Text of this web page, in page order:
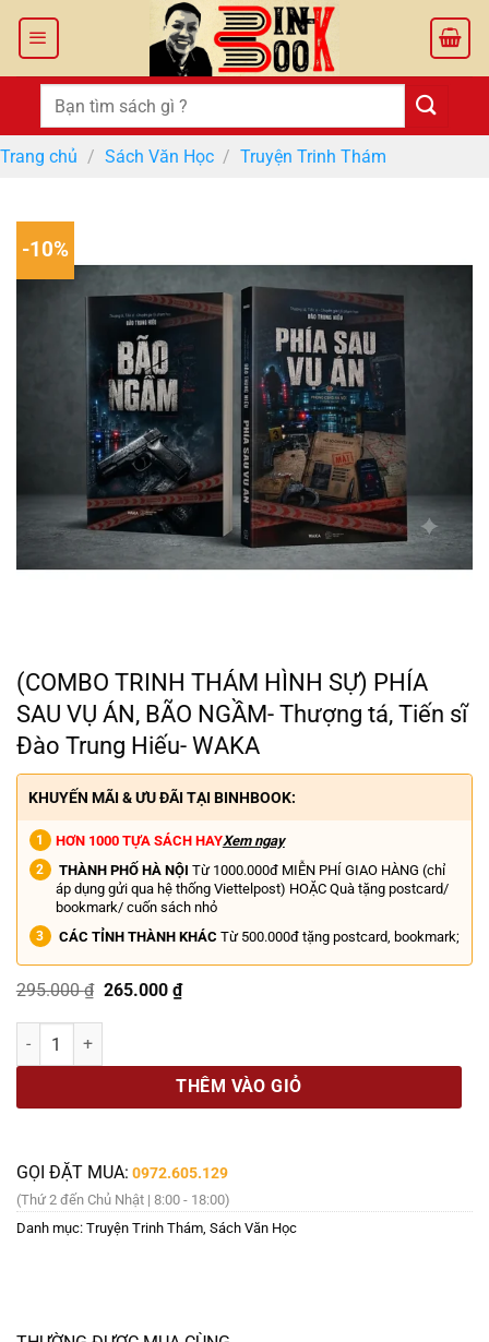
Tìm
kiếm:
Trang chủ / Sách Văn Học / Truyện Trinh Thám
-10%
(COMBO TRINH THÁM HÌNH SỰ) PHÍA
SAU VỤ ÁN, BÃO NGẦM- Thượng tá, Tiến sĩ
Đào Trung Hiếu- WAKA
KHUYẾN MÃI & ƯU ĐÃI TẠI BINHBOOK:
HƠN 1000 TỰA SÁCH HAYXem ngay
THÀNH PHỐ HÀ NỘI Từ 1000.000đ MIỄN PHÍ GIAO HÀNG (chỉ
áp dụng gửi qua hệ thống Viettelpost) HOẶC Quà tặng postcard/
bookmark/ cuốn sách nhỏ
CÁC TỈNH THÀNH KHÁC Từ 500.000đ tặng postcard, bookmark;
295.000₫ Giá
là:
265.000 ₫Giá
(COMBO TRINH THÁM HÌNH SỰ) PHÍA SAU VỤ ÁN, BÃO NGẦM-
THÊM VÀO GIỎ
GỌI ĐẶT MUA: 0972.605.129
(Thứ 2 đến Chủ Nhật | 8:00 - 18:00)
Danh mục: Truyện Trinh Thám, Sách Văn Học